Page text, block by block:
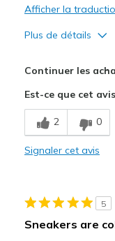
Afficher la
Plus de détails
COLORFUL
Comfortable
Casual Wear
Continuer les
Est-ce que cet
2 0
Signaler cet avis
5
Sneakers are